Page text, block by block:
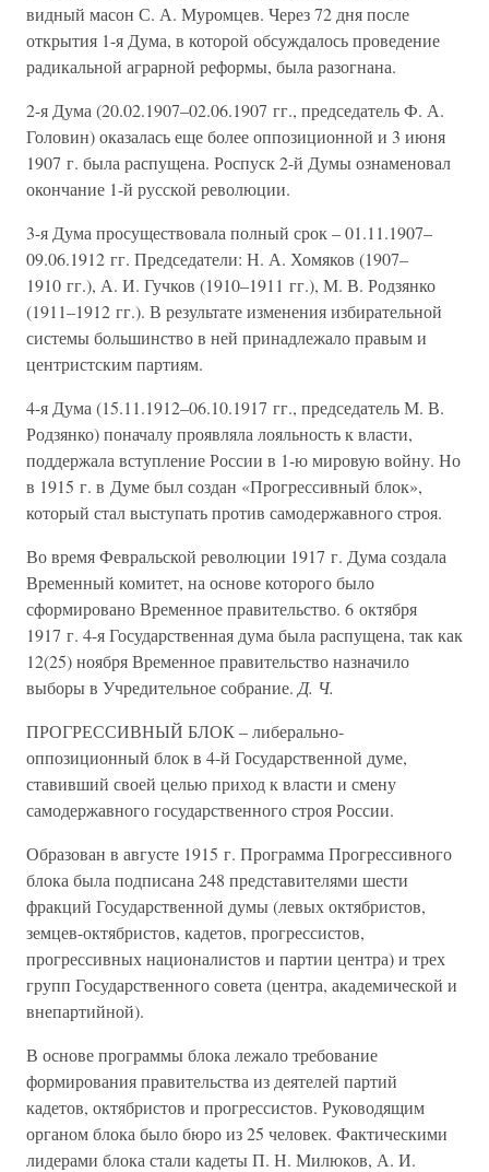
видный масон С. А. Муромцев. Через 72 дня после
открытия 1-я Дума, в которой обсуждалось проведение
радикальной аграрной реформы, была разогнана.
2-я Дума (20.02.1907–02.06.1907 гг., председатель Ф. А.
Головин) оказалась еще более оппозиционной и 3 июня
1907 г. была распущена. Роспуск 2-й Думы ознаменовал
окончание 1-й русской революции.
3-я Дума просуществовала полный срок – 01.11.1907–
09.06.1912 гг. Председатели: Н. А. Хомяков (1907–
1910 гг.), А. И. Гучков (1910–1911 гг.), М. В. Родзянко
(1911–1912 гг.). В результате изменения избирательной
системы большинство в ней принадлежало правым и
центристским партиям.
4-я Дума (15.11.1912–06.10.1917 гг., председатель М. В.
Родзянко) поначалу проявляла лояльность к власти,
поддержала вступление России в 1-ю мировую войну. Но
в 1915 г. в Думе был создан «Прогрессивный блок»,
который стал выступать против самодержавного строя.
Во время Февральской революции 1917 г. Дума создала
Временный комитет, на основе которого было
сформировано Временное правительство. 6 октября
1917 г. 4-я Государственная дума была распущена, так как
12(25) ноября Временное правительство назначило
выборы в Учредительное собрание. Д. Ч.
ПРОГРЕССИВНЫЙ БЛОК – либерально-
оппозиционный блок в 4-й Государственной думе,
ставивший своей целью приход к власти и смену
самодержавного государственного строя России.
Образован в августе 1915 г. Программа Прогрессивного
блока была подписана 248 представителями шести
фракций Государственной думы (левых октябристов,
земцев-октябристов, кадетов, прогрессистов,
прогрессивных националистов и партии центра) и трех
групп Государственного совета (центра, академической и
внепартийной).
В основе программы блока лежало требование
формирования правительства из деятелей партий
кадетов, октябристов и прогрессистов. Руководящим
органом блока было бюро из 25 человек. Фактическими
лидерами блока стали кадеты П. Н. Милюков, А. И.